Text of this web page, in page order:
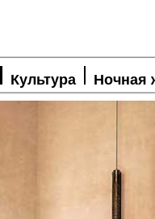
Культура Ночная